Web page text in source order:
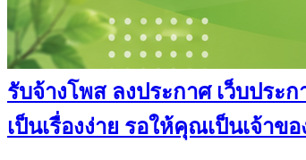
รับจ้างโพส ลงประกาศ เว็บปร
เป็นเรื่องง่าย รอให้คุณเป็นเจ้าขอ